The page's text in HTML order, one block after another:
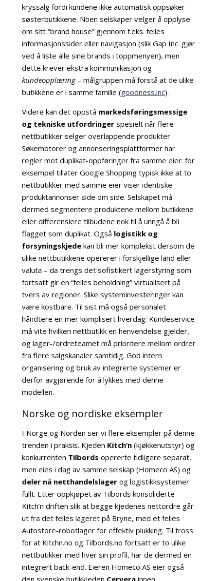
kryssalg fordi kundene ikke automatisk oppsøker
søsterbutikkene. Noen selskaper velger å opplyse
om sitt “brand house” gjennom f.eks. felles
informasjonssider eller navigasjon (slik Gap Inc. gjør
ved å liste alle sine brands i toppmenyen), men
dette krever ekstra kommunikasjon og
kundeopplæring– målgruppen må forstå at de ulike
butikkene er i samme familie (goodness.inc).
Videre kan det oppstå markedsføringsmessige
og tekniske utfordringerspesielt når flere
nettbutikker selger overlappende produkter.
Søkemotorer og annonseringsplattformer har
regler mot duplikat-oppføringer fra samme eier: for
eksempel tillater Google Shopping typisk ikke at to
nettbutikker med samme eier viser identiske
produktannonser side om side. Selskapet må
dermed segmentere produktene mellom butikkene
eller differensiere tilbudene nok til å unngå å bli
flagget som duplikat. Også logistikk og
forsyningskjedekan bli mer komplekst dersom de
ulike nettbutikkene opererer i forskjellige land eller
valuta – da trengs det sofistikert lagerstyring som
fortsatt gir en “felles beholdning” virtualisert på
tvers av regioner. Slike systeminvesteringer kan
være kostbare. Til sist må også personalet
håndtere en mer komplisert hverdag: Kundeservice
må vite hvilken nettbutikk en henvendelse gjelder,
og lager-/ordreteamet må prioritere mellom ordrer
fra flere salgskanaler samtidig. God intern
organisering og bruk av integrerte systemer er
derfor avgjørende for å lykkes med denne
modellen.
Norske og nordiske eksempler
I Norge og Norden ser vi flere eksempler på denne
trenden i praksis. Kjeden Kitch’n(kjøkkenutstyr) og
konkurrenten Tilbords opererte tidligere separat,
men eies i dag av samme selskap (Homeco AS) og
deler nå netthandelslagerog logistikksystemer
fullt. Etter oppkjøpet av Tilbords konsoliderte
Kitch’n driften slik at begge kjedenes nettordre går
ut fra det felles lageret på Bryne, med et felles
Autostore-robotlager for effektiv plukking. Til tross
for at Kitchn.no og Tilbords.no fortsatt er to ulike
nettbutikker med hver sin profil, har de dermed en
integrert back-end. Eieren Homeco AS eier også
den svenske butikkjeden Cerverainnen